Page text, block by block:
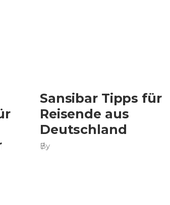
Sansibar Tipps für
Reisende aus
Deutschland
By